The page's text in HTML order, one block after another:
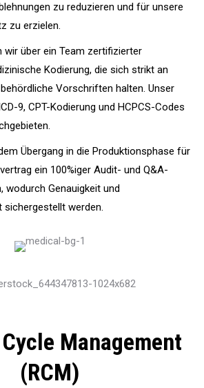
zu reduzieren und für unsere
zu erzielen.
wir über ein Team zertifizierter
Kodierung, die sich strikt an
Vorschriften halten. Unser
9, CPT-Kodierung und HCPCS-Codes
Übergang in die Produktionsphase für
ein 100%iger Audit- und Q&A-
wodurch Genauigkeit und
sichergestellt werden.
Management
(RCM)